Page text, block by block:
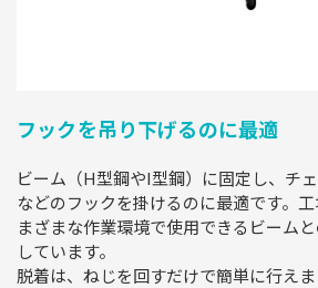
フックを吊り下げるのに最適
ビーム（H型鋼やI型鋼）に固定し、チ
などのフックを掛けるのに最適です。
まざまな作業環境で使用できるビーム
しています。
脱着は、ねじを回すだけで簡単に行えま